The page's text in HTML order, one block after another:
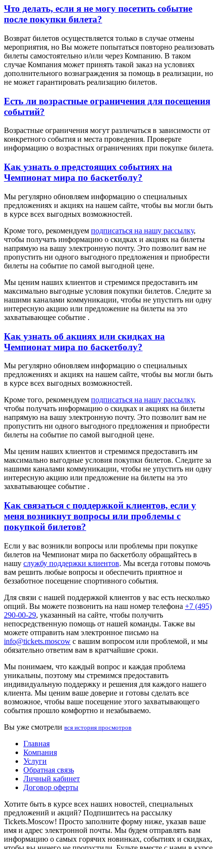
Что делать, если я не могу посетить событие
после покупки билета?
Возврат билетов осуществляется только в случае отмены
мероприятия, но Вы можете попытаться повторно реализовать
билеты самостоятельно и/или через Компанию. В таком
случае Компания может принять такой заказ на условиях
дополнительного вознаграждения за помощь в реализации, но
не может гарантировать реализацию билетов.
Есть ли возрастные ограничения для посещения
событий?
Возрастные ограничения могут различаться в зависимости от
конкретного события и места проведения. Проверьте
информацию о возрастных ограничениях при покупке билета.
Как узнать о предстоящих событиях на
Чемпионат мира по баскетболу?
Мы регулярно обновляем информацию о специальных
предложениях и акциях на нашем сайте, чтобы вы могли быть
в курсе всех выгодных возможностей.
Кроме того, рекомендуем подписаться на нашу рассылку,
чтобы получать информацию о скидках и акциях на билеты
напрямую на вашу электронную почту. Это позволит вам не
пропустить ни одного выгодного предложения и приобрести
билеты на событие по самой выгодной цене.
Мы ценим наших клиентов и стремимся предоставить им
максимально выгодные условия покупки билетов. Следите за
нашими каналами коммуникации, чтобы не упустить ни одну
интересную акцию или предложение на билеты на это
захватывающее событие .
Как узнать об акциях или скидках на
Чемпионат мира по баскетболу?
Мы регулярно обновляем информацию о специальных
предложениях и акциях на нашем сайте, чтобы вы могли быть
в курсе всех выгодных возможностей.
Кроме того, рекомендуем подписаться на нашу рассылку,
чтобы получать информацию о скидках и акциях на билеты
напрямую на вашу электронную почту. Это позволит вам не
пропустить ни одного выгодного предложения и приобрести
билеты на событие по самой выгодной цене.
Мы ценим наших клиентов и стремимся предоставить им
максимально выгодные условия покупки билетов. Следите за
нашими каналами коммуникации, чтобы не упустить ни одну
интересную акцию или предложение на билеты на это
захватывающее событие .
Как связаться с поддержкой клиентов, если у
меня возникнут вопросы или проблемы с
покупкой билетов?
Если у вас возникли вопросы или проблемы при покупке
билетов на Чемпионат мира по баскетболу обращайтесь в
нашу службу поддержки клиентов. Мы всегда готовы помочь
вам решить любые вопросы и обеспечить приятное и
беззаботное посещение спортивного события.
Для связи с нашей поддержкой клиентов у вас есть несколько
опций. Вы можете позвонить на наш номер телефона +7 (495)
290-00-29, указанный на сайте, чтобы получить
непосредственную помощь от нашей команды. Также вы
можете отправить нам электронное письмо на
info@tickets.moscow с вашим вопросом или проблемой, и мы
обязательно ответим вам в кратчайшие сроки.
Мы понимаем, что каждый вопрос и каждая проблема
уникальны, поэтому мы стремимся предоставить
индивидуальную поддержку и решения для каждого нашего
клиента. Мы ценим ваше доверие и готовы сделать все
возможное, чтобы ваше посещение этого захватывающего
события прошло комфортно и незабываемо.
Вы уже смотрели вся история просмотров
Главная
Компания
Услуги
Обратная связь
Личный кабинет
Договор оферты
Хотите быть в курсе всех наших новостей, специальных
предложений и акций? Подпишитесь на рассылку
Tickets.Moscow! Просто заполните форму ниже, указав ваше
имя и адрес электронной почты. Мы будем отправлять вам
информацию о самых горячих новинках, событиях и скидках,